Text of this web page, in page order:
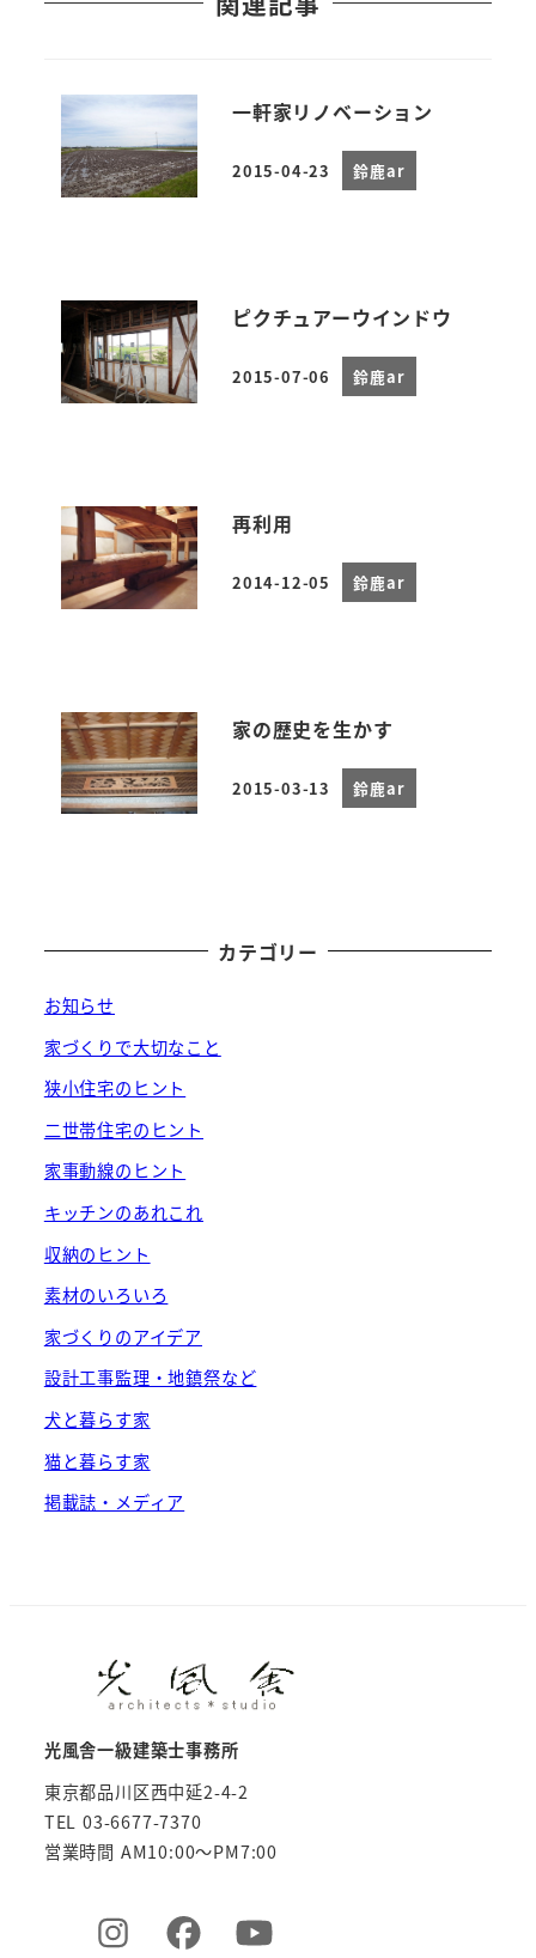
一軒家リノベーション
投稿日
2015-04-23 鈴鹿ar
ピクチュアーウインドウ
投稿日
2015-07-06 鈴鹿ar
再利用
投稿日
2014-12-05 鈴鹿ar
家の歴史を生かす
投稿日
2015-03-13 鈴鹿ar
カテゴリー
お知らせ
家づくりで大切なこと
狭小住宅のヒント
二世帯住宅のヒント
家事動線のヒント
キッチンのあれこれ
収納のヒント
素材のいろいろ
家づくりのアイデア
設計工事監理・地鎮祭など
犬と暮らす家
猫と暮らす家
掲載誌・メディア
光風舎一級建築士事務所
東京都品川区西中延2-4-2
TEL 03-6677-7370
営業時間 AM10:00～PM7:00